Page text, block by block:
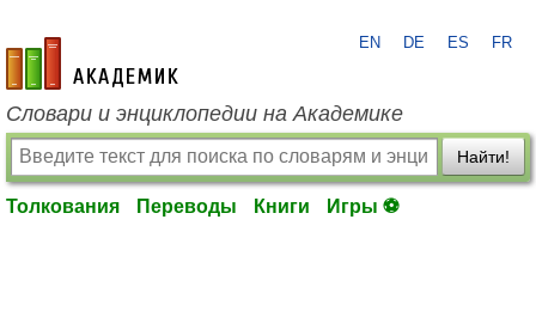
academic.ru
EN DE ES FR
Словари и энциклопедии на Академике
Найти!
Толкования Переводы Книги Игры ⚽